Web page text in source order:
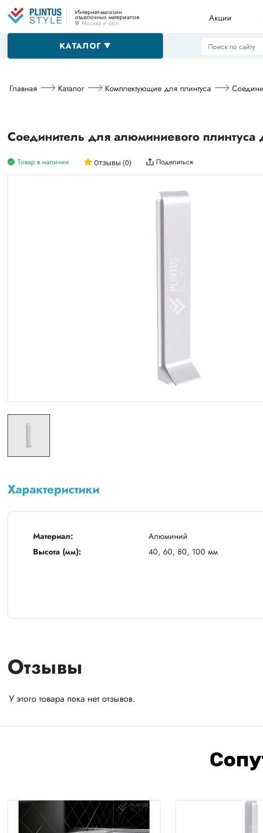
Интернет-магазин
отделочных материалов
Москва и обл. Акции
КАТАЛОГ
Напольные плинтусы
Пороги
Алюминиевые профили
Главная Каталог Комплектующие для плинтуса
Соединитель для алюминиевого плинтуса
Товар в наличии Отзывы (0) Поделиться
Характеристики
Материал:
Алюминий
Высота (мм):
40, 60, 80, 100 мм
Отзывы
У этого товара пока нет отзывов.